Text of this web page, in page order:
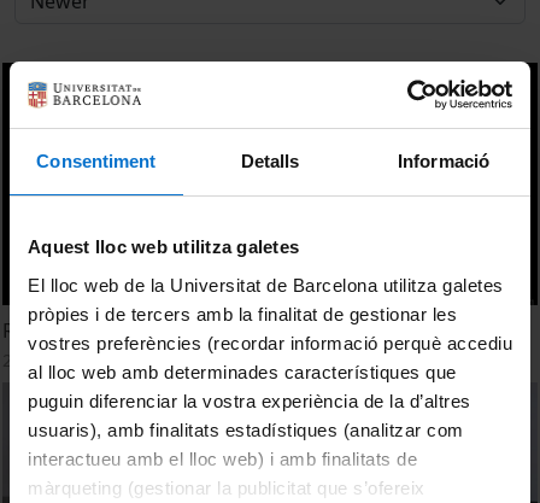
Consentiment Detalls Informació
Aquest lloc web utilitza galetes
El lloc web de la Universitat de Barcelona utilitza galetes
pròpies i de tercers amb la finalitat de gestionar les
vostres preferències (recordar informació perquè accediu
al lloc web amb determinades característiques que
puguin diferenciar la vostra experiència de la d’altres
usuaris), amb finalitats estadístiques (analitzar com
interactueu amb el lloc web) i amb finalitats de
màrqueting (gestionar la publicitat que s’ofereix
Rethinking learning spaces with educational technology
22 February, 2019